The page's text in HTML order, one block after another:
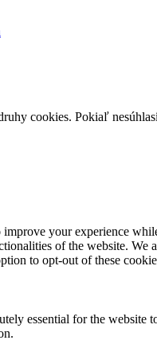
cookies. Pokiaľ
your experience
of the website. We
to opt-out of these
essential for the